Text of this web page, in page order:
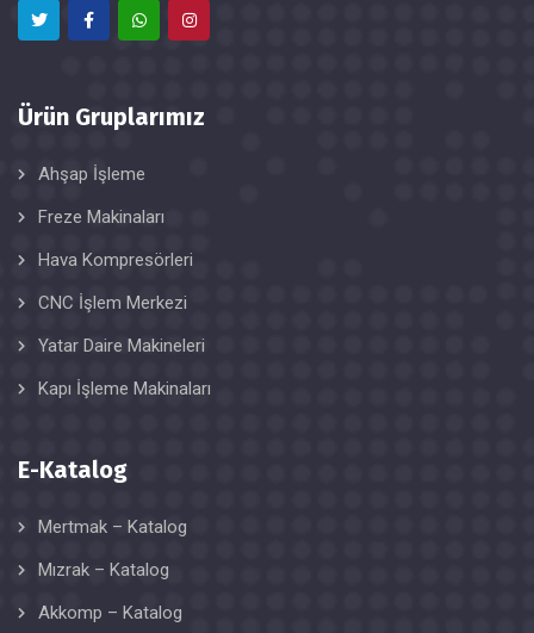
Ürün Gruplarımız
Ahşap İşleme
Freze Makinaları
Hava Kompresörleri
CNC İşlem Merkezi
Yatar Daire Makineleri
Kapı İşleme Makinaları
E-Katalog
Mertmak – Katalog
Mızrak – Katalog
Akkomp – Katalog